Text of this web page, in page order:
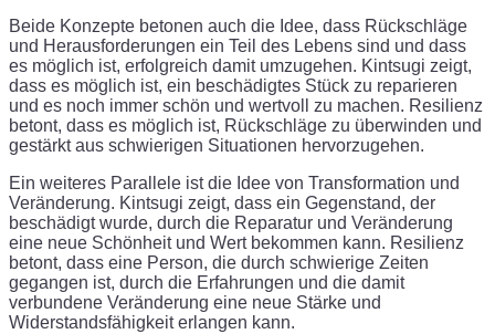
Beide Konzepte betonen auch die Idee, dass Rückschläge
und Herausforderungen ein Teil des Lebens sind und dass
es möglich ist, erfolgreich damit umzugehen. Kintsugi zeigt,
dass es möglich ist, ein beschädigtes Stück zu reparieren
und es noch immer schön und wertvoll zu machen. Resilienz
betont, dass es möglich ist, Rückschläge zu überwinden und
gestärkt aus schwierigen Situationen hervorzugehen.
Ein weiteres Parallele ist die Idee von Transformation und
Veränderung. Kintsugi zeigt, dass ein Gegenstand, der
beschädigt wurde, durch die Reparatur und Veränderung
eine neue Schönheit und Wert bekommen kann. Resilienz
betont, dass eine Person, die durch schwierige Zeiten
gegangen ist, durch die Erfahrungen und die damit
verbundene Veränderung eine neue Stärke und
Widerstandsfähigkeit erlangen kann.